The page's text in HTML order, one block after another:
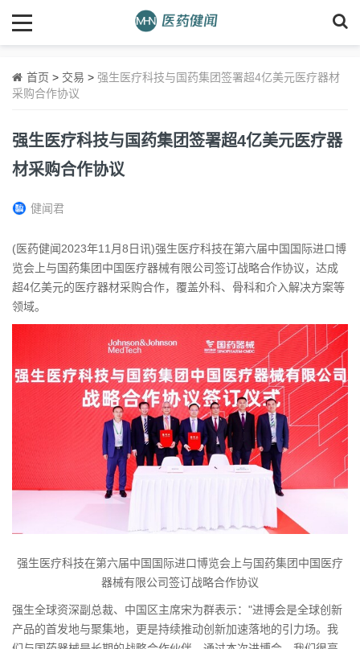
首页 > 交易 > 强生医疗科技与国药集团签署超4亿美元医疗器材
采购合作协议
强生医疗科技与国药集团签署超4亿美元医疗器
材采购合作协议
健闻君
(医药健闻2023年11月8日讯)强生医疗科技在第六届中国国际进口博
览会上与国药集团中国医疗器械有限公司签订战略合作协议，达成
超4亿美元的医疗器材采购合作，覆盖外科、骨科和介入解决方案等
领域。
强生医疗科技在第六届中国国际进口博览会上与国药集团中国医疗
器械有限公司签订战略合作协议
强生全球资深副总裁、中国区主席宋为群表示："进博会是全球创新
产品的首发地与聚集地，更是持续推动创新加速落地的引力场。我